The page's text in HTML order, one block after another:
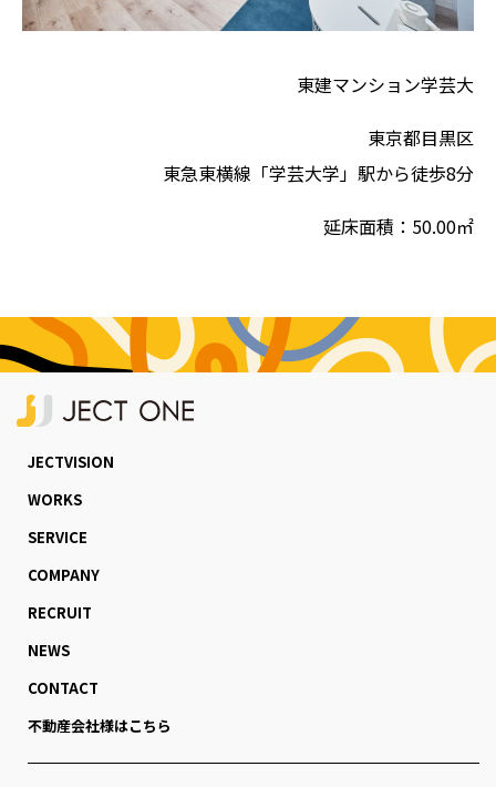
東建マンション学芸大
東京都目黒区
東急東横線「学芸大学」駅から徒歩8分
延床⾯積：50.00㎡
JECTVISION
WORKS
SERVICE
COMPANY
RECRUIT
NEWS
CONTACT
不動産会社様はこちら